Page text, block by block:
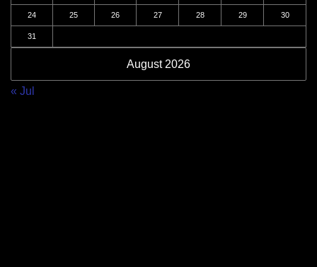
August 2026
24 25 26 27 28 29 30
31
« Jul